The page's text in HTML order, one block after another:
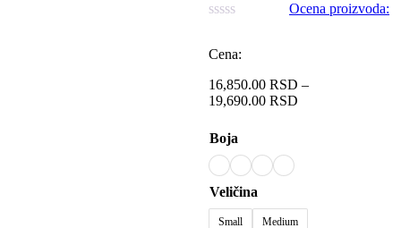
Ocena proizvoda:
Cena:
16,850.00 RSD –
19,690.00 RSD
Boja
Veličina
Small Medium